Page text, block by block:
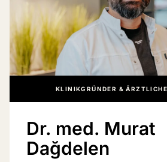
KLINIKGRÜNDER &
Dr. med. Murat
Dağdelen